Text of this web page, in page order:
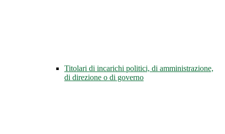
Titolari di incarichi politici, di amministrazione,
di direzione o di governo